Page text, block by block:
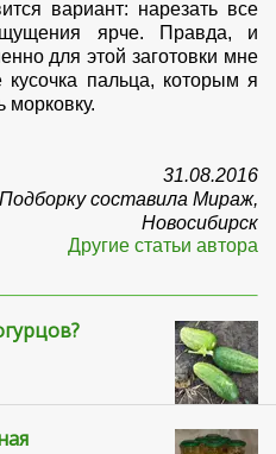
вариант: нарезать все
ярче. Правда, и
для этой заготовки мне
пальца, которым я
морковку.
31.08.2016
Подборку составила Мираж,
Новосибирск
Другие статьи автора